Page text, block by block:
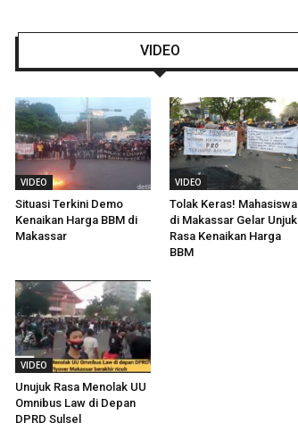
VIDEO
VIDEO
Situasi Terkini Demo
Kenaikan Harga BBM di
Makassar
VIDEO
Tolak Keras! Mahasiswa
di Makassar Gelar Unjuk
Rasa Kenaikan Harga
BBM
VIDEO
Unujuk Rasa Menolak UU
Omnibus Law di Depan
DPRD Sulsel